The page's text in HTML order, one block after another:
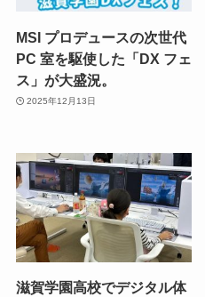
MSI プロデュースの次世代
PC 室を駆使した「DX フェ
ス」が大盛況。
2025年12月13日
滋賀学園高校でデジタル体